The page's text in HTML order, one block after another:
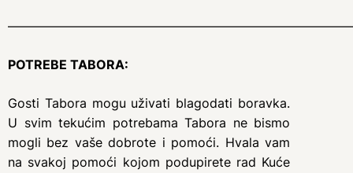
POTREBE TABORA:
Gosti Tabora mogu uživati blagodati boravka.
U svim tekućim potrebama Tabora ne bismo
mogli bez vaše dobrote i pomoći. Hvala vam
na svakoj pomoći kojom podupirete rad Kuće